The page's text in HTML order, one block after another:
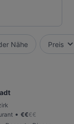
Nähe Preis
• €€€€